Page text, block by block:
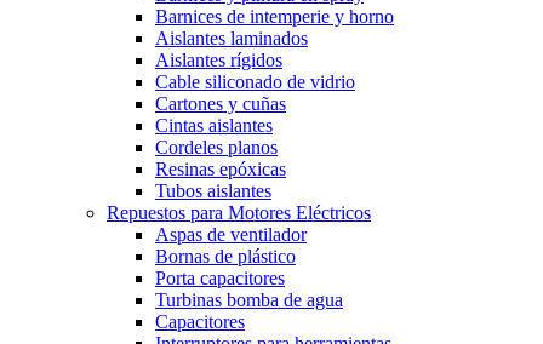
Barnices de intemperie y horno
Aislantes laminados
Aislantes rígidos
Cable siliconado de vidrio
Cartones y cuñas
Cintas aislantes
Cordeles planos
Resinas epóxicas
Tubos aislantes
Repuestos para Motores Eléctricos
Aspas de ventilador
Bornas de plástico
Porta capacitores
Turbinas bomba de agua
Capacitores